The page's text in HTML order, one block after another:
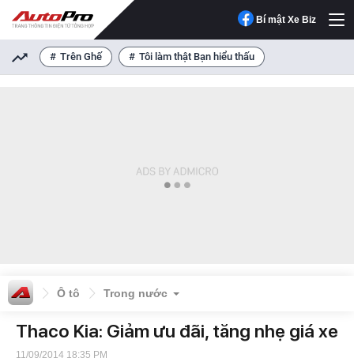
Bí mật Xe Biz
Trên Ghế Tôi làm thật Bạn hiểu thấu
Ô tô Trong nước
Thaco Kia: Giảm ưu đãi, tăng nhẹ giá xe
11/09/2014 18:35 PM